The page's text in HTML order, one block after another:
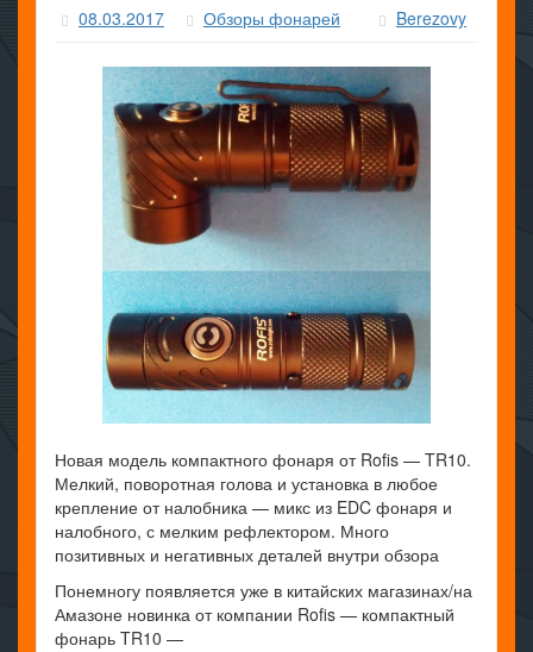
08.03.2017 Обзоры фонарей Berezovy
Новая модель компактного фонаря от Rofis — TR10.
Мелкий, поворотная голова и установка в любое
крепление от налобника — микс из EDC фонаря и
налобного, с мелким рефлектором. Много
позитивных и негативных деталей внутри обзора
Понемногу появляется уже в китайских магазинах/на
Амазоне новинка от компании Rofis — компактный
фонарь TR10 —